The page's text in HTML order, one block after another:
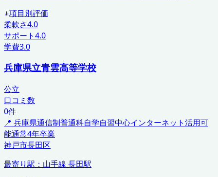
項目別評価
柔軟さ4.0
サポート4.0
学費3.0
兵庫県立青雲高等学校
公立
口コミ数
0件
📍 兵庫県通信制普通科自学自習中心インターネット活用可
能通常4年卒業
神戸市長田区
最寄り駅： 山手線 長田駅